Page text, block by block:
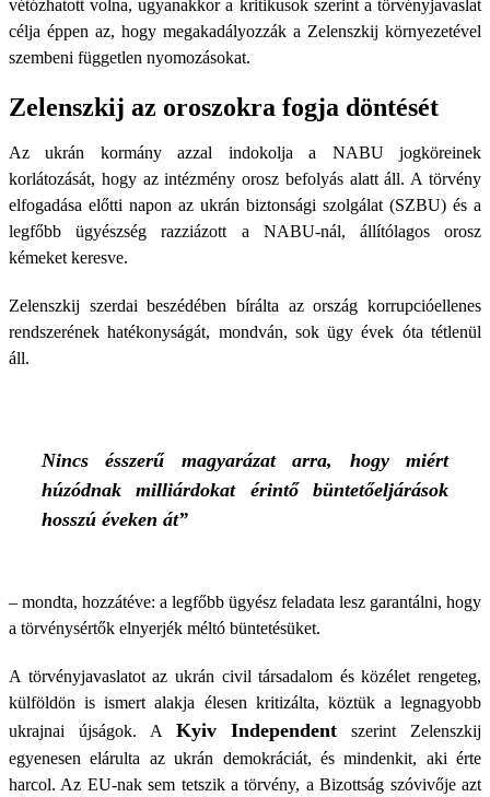
vétózhatott volna, ugyanakkor a kritikusok szerint a törvényjavaslat
célja éppen az, hogy megakadályozzák a Zelenszkij környezetével
szembeni független nyomozásokat.
Zelenszkij az oroszokra fogja döntését
Az ukrán kormány azzal indokolja a NABU jogköreinek
korlátozását, hogy az intézmény orosz befolyás alatt áll. A törvény
elfogadása előtti napon az ukrán biztonsági szolgálat (SZBU) és a
legfőbb ügyészség razziázott a NABU-nál, állítólagos orosz
kémeket keresve.
Zelenszkij szerdai beszédében bírálta az ország korrupcióellenes
rendszerének hatékonyságát, mondván, sok ügy évek óta tétlenül
áll.
Nincs ésszerű magyarázat arra, hogy miért
húzódnak milliárdokat érintő büntetőeljárások
hosszú éveken át”
– mondta, hozzátéve: a legfőbb ügyész feladata lesz garantálni, hogy
a törvénysértők elnyerjék méltó büntetésüket.
A törvényjavaslatot az ukrán civil társadalom és közélet rengeteg,
külföldön is ismert alakja élesen kritizálta, köztük a legnagyobb
ukrajnai újságok. A Kyiv Independent szerint Zelenszkij
egyenesen elárulta az ukrán demokráciát, és mindenkit, aki érte
harcol. Az EU-nak sem tetszik a törvény, a Bizottság szóvivője azt